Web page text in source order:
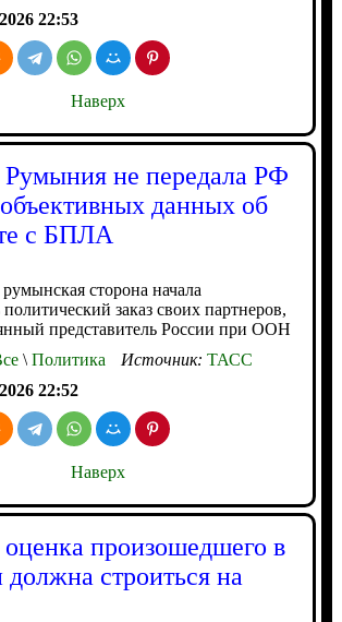
22:53
Наверх
Румыния не передала РФ
данных об
с БПЛА
сторона начала
политический заказ своих партнеров,
представитель России при ООН
\Политика Источник: ТАСС
22:52
Наверх
произошедшего в
строиться на